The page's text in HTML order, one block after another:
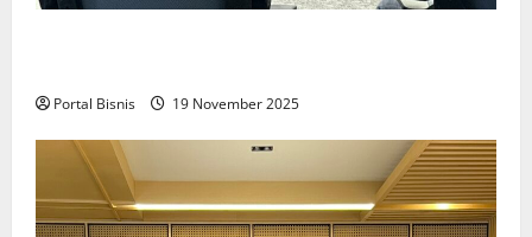
Portal Bisnis 19 November 2025